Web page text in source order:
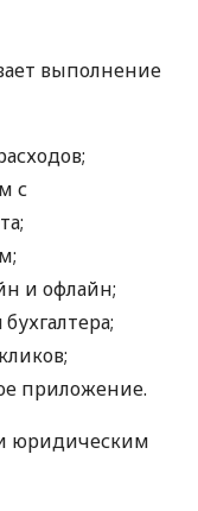
выполнение
с
и офлайн;
приложение.
юридическим